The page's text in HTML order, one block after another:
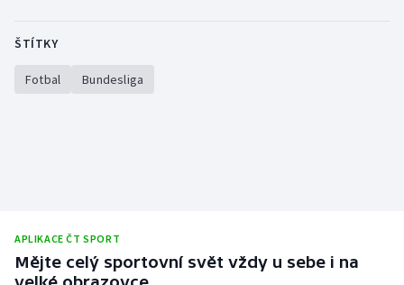
Motorsport
Ragby
ŠTÍTKY
Fotbal Bundesliga
APLIKACE ČT SPORT
Mějte celý sportovní svět vždy u sebe i na